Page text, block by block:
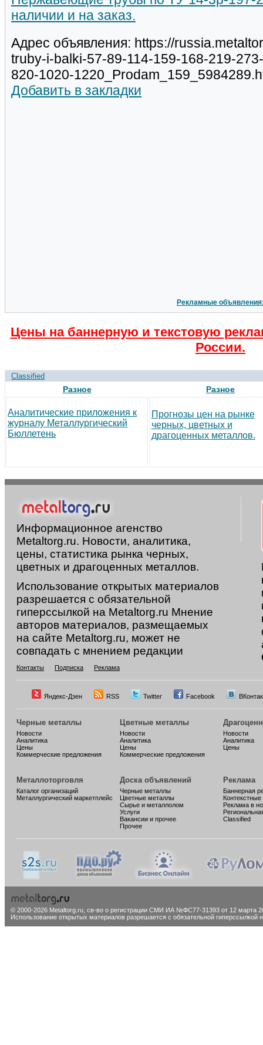
наличии и на заказ.
Адрес объявления: https://
truby-i-balki-57-89-114-159-168-219-
820-1020-
Добавить в закладки
Рекламные
Цены на баннерную и текстовую
России.
Classified
Разное
Аналитические приложения к
журналу Металлургический
Бюллетень
Разное
Прогнозы цен на рынке
черных, цветных и
драгоценных металлов.
Информационное агенство
Metaltorg.ru. Новости, аналитика,
цены, статистика рынка черных,
цветных и драгоценных металлов.
Использование открытых материалов
разрешается с обязательной
гиперссылкой на Metaltorg.ru Мнение
авторов материалов, размещаемых
на сайте Metaltorg.ru, может не
совпадать с мнением редакции
Контакты Подписка Реклама
Яндекс-Дзен RSS Twitter Facebook
Черные металлы
Новости
Аналитика
Цены
Коммерческие предложения
Цветные металлы
Новости
Аналитика
Цены
Коммерческие предложения
Новости
Аналитика
Цены
Металлоторговля
Каталог организаций
Металлургический маркетплейс
Доска объявлений
Черные металлы
Цветные металлы
Сырье и металлолом
Услуги
Вакансии и прочее
Прочее
Реклама
Баннерная
Реклама в
Classified
© 2000-2026 Metaltorg.ru, св-во о регистрации СМИ ИА №ФС77-31393 от 12 марта
Использование открытых материалов разрешается с обязательной гиперссылкой